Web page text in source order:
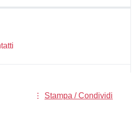
Stampa / Condividi